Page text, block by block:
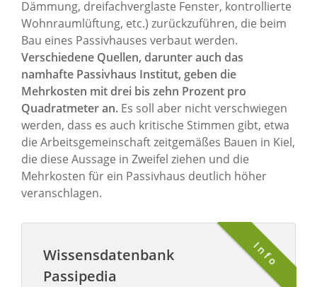
Dämmung, dreifachverglaste Fenster, kontrollierte
Wohnraumlüftung, etc.) zurückzuführen, die beim
Bau eines Passivhauses verbaut werden.
Verschiedene Quellen, darunter auch das
namhafte Passivhaus Institut, geben die
Mehrkosten mit drei bis zehn Prozent pro
Quadratmeter an. Es soll aber nicht verschwiegen
werden, dass es auch kritische Stimmen gibt, etwa
die Arbeitsgemeinschaft zeitgemäßes Bauen in Kiel,
die diese Aussage in Zweifel ziehen und die
Mehrkosten für ein Passivhaus deutlich höher
veranschlagen.
Info
Wissensdatenbank
Passipedia